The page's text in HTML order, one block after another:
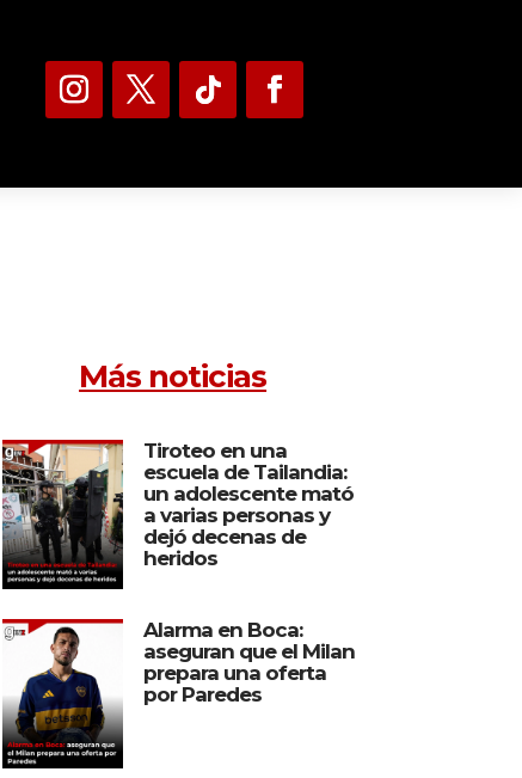
Más noticias
Tiroteo en una
escuela de Tailandia:
un adolescente mató
a varias personas y
dejó decenas de
heridos
Alarma en Boca:
aseguran que el Milan
prepara una oferta
por Paredes